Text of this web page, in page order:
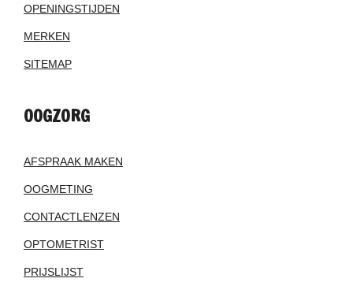
OPENINGSTIJDEN
MERKEN
SITEMAP
OOGZORG
AFSPRAAK MAKEN
OOGMETING
CONTACTLENZEN
OPTOMETRIST
PRIJSLIJST